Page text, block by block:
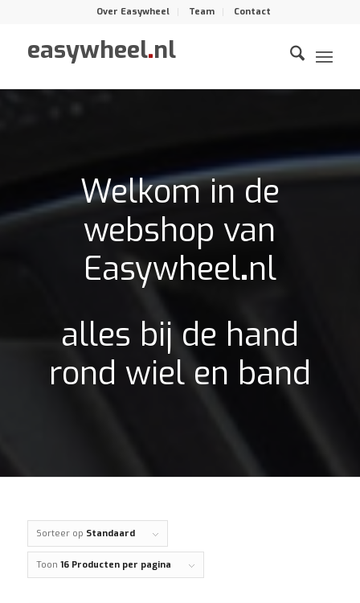
Over Easywheel Team Contact
easywheel.nl
Welkom in de
webshop van
Easywheel.nl
alles bij de hand
rond wiel en band
Sorteer op Standaard
Toon 16 Producten per pagina